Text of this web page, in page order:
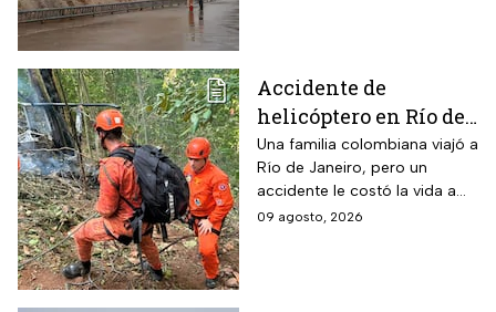
Accidente de
helicóptero en Río de
Janeiro deja muertos;
su familia los
esperaba en tierra
Una familia colombiana viajó a
Río de Janeiro, pero un
accidente le costó la vida a
tres integrantes
09 agosto, 2026